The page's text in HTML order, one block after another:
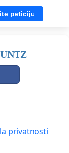
peticiju
privatnosti